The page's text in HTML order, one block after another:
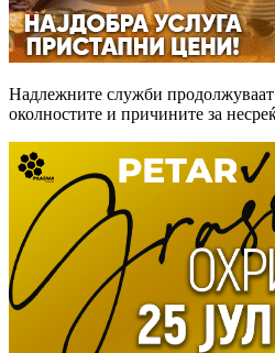
Надлежните служби
околностите и причините за